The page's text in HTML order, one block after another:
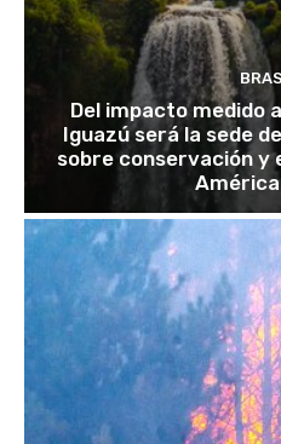
Del impacto medido
Iguazú será la sede
sobre conservación y